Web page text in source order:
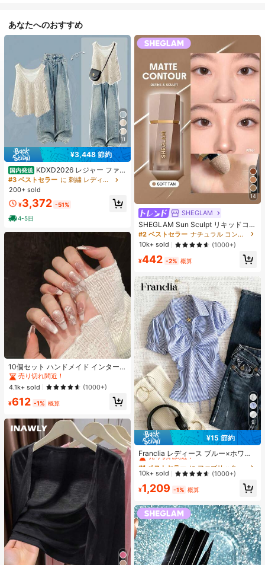
あなたへのおすすめ
11
¥3,448 節約
国内発送 KDXD2026 レジャー ファッ
ション ロングサイズ 夏服 女性 ワイ
ルドスタイル ボア付きトップス ワイ
ルドスタイル ロングスカート 3点セ
ット UVカット 軽量 通気性 袖付き
ヒップカバー効果 通気性抜群 サイズ
豊富
#3 ベストセラー
に 刺繍 レディースコーデ
200+ sold
¥3,372 -51%
4-5日
10個セット ハンドメイド インター
ネットセレブリティ優しいラインス
トーンラティスフレンチフォークフ
ァックスパールピンクキャットアイ
ボウ偽ネイル プレスオンネイル ネイ
ルサプライ ハンドメイドプレスオン
売り切れ間近！
4.1k+ sold
(1000+)
¥612 -1% 概算
14
SHEGLAM
SHEGLAM Sun Sculpt リキッドコン
ター-Soft Tan ノーズシャドウ シェ
ーディング 女性と女の子のためのブ
ランドビューティーコスメメイクア
ップ
#2 ベストセラー
ナチュラル コントゥア＆ブロンザー
10k+ sold
(1000+)
¥442 -2% 概算
9
¥15 節約
Franclia レディース ブルー×ホワイ
ト ストライプ ボタン付きシャーリン
グ Vネックシャツ 夏向け エフォート
レスシック ブラウス 通学・新学期向
け 春カジュアル
#1 ベストセラー
に ファブリック 柔らかなオフィスブラウス
売り切れ間近！
#1 ベストセラー
売り切れ間近！
#1 ベストセラー
売り切れ間近！
#1 ベストセラー
に ファブリック 柔らかなオフィスブラウス
売り切れ間近！
10k+ sold (1000+)
¥1,209 -1% 概算